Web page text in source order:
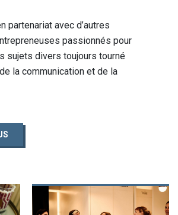
partenariat avec d’autres
passionnés pour
sujets divers toujours tourné
la communication et de la